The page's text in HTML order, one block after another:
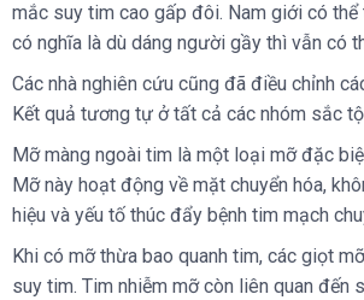
mắc suy tim cao gấp đôi. Nam giới có
có nghĩa là dù dáng người gầy thì vẫn có
Các nhà nghiên cứu cũng đã điều chỉnh
Kết quả tương tự ở tất cả các nhóm sắc
Mỡ màng ngoài tim là một loại mỡ đặc
Mỡ này hoạt động về mặt chuyển hóa,
hiệu và yếu tố thúc đẩy bệnh tim mạch
Khi có mỡ thừa bao quanh tim, các giọt
suy tim. Tim nhiễm mỡ còn liên quan